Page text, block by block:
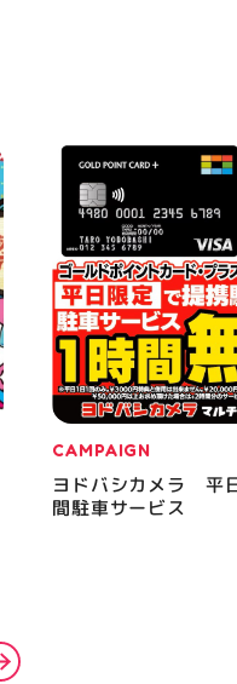
CAMPAIGN
ヨドバシカメラ 平
間駐車サービス